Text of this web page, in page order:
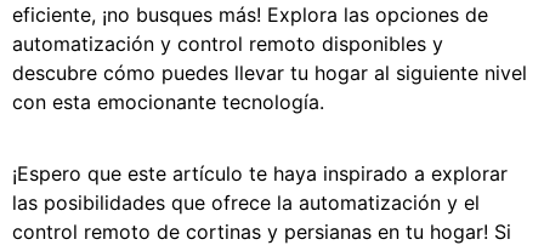
eficiente, ¡no busques más! Explora las opciones de
automatización y control remoto disponibles y
descubre cómo puedes llevar tu hogar al siguiente nivel
con esta emocionante tecnología.
¡Espero que este artículo te haya inspirado a explorar
las posibilidades que ofrece la automatización y el
control remoto de cortinas y persianas en tu hogar! Si